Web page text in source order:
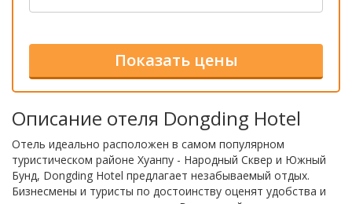
Описание отеля Dongding Hotel
Отель идеально расположен в самом популярном
туристическом районе Хуанпу - Народный Сквер и Южный
Бунд, Dongding Hotel предлагает незабываемый отдых.
Бизнесмены и туристы по достоинству оценят удобства и